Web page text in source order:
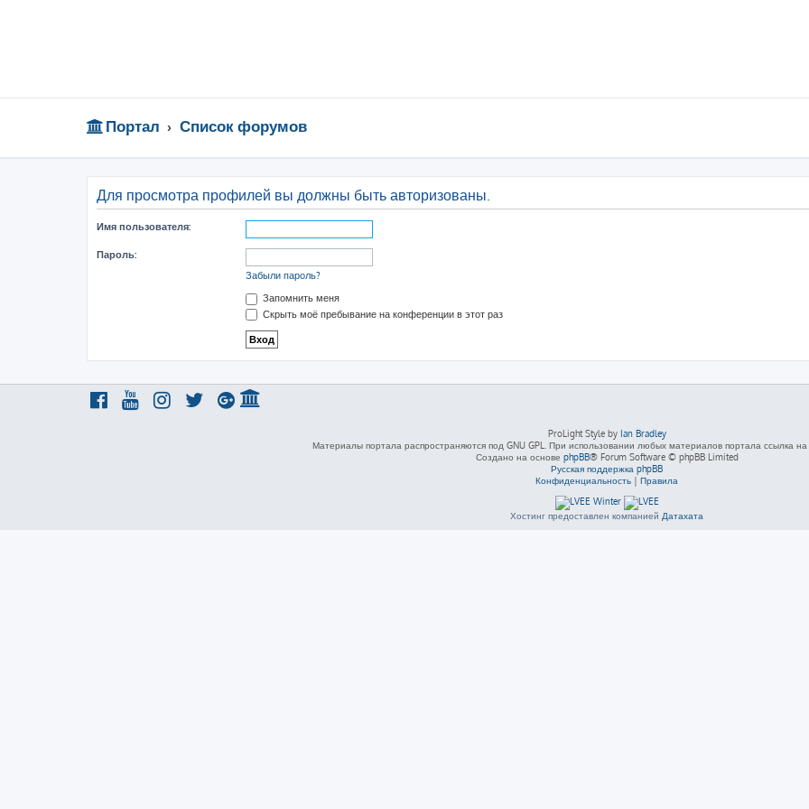
Портал Список форумов
Для просмотра профилей вы должны быть авторизованы.
Имя пользователя:
Пароль:
Забыли пароль?
Запомнить меня
Скрыть моё пребывание на конференции в этот раз
ProLight Style by Ian Bradley
Материалы портала распространяются под GNU GPL. При использовании любых материалов портала ссылка на
Создано на основе phpBB® Forum Software © phpBB Limited
Русская поддержка phpBB
Конфиденциальность | Правила
Хостинг предоставлен компанией Датахата